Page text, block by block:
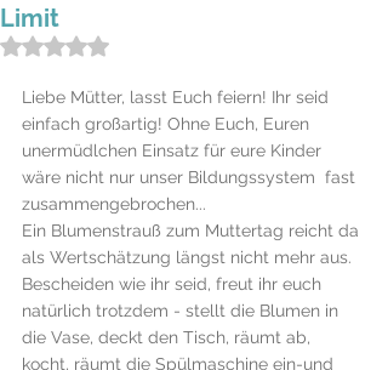
Limit
Mit NaN von 5 Sternen bewertet.
Liebe Mütter, lasst Euch feiern! Ihr seid
einfach großartig! Ohne Euch, Euren
unermüdlchen Einsatz für eure Kinder
wäre nicht nur unser Bildungssystem  fast
zusammengebrochen...
Ein Blumenstrauß zum Muttertag reicht da
als Wertschätzung längst nicht mehr aus.
Bescheiden wie ihr seid, freut ihr euch
natürlich trotzdem - stellt die Blumen in
die Vase, deckt den Tisch, räumt ab,
kocht, räumt die Spülmaschine ein-und